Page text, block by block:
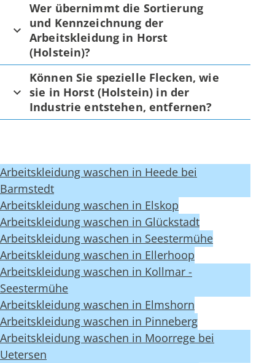
Wer übernimmt die Sortierung
und Kennzeichnung der
Arbeitskleidung in Horst
(Holstein)?
Können Sie spezielle Flecken, wie
sie in Horst (Holstein) in der
Industrie entstehen, entfernen?
Arbeitskleidung waschen in Heede bei
Barmstedt
Arbeitskleidung waschen in Elskop
Arbeitskleidung waschen in Glückstadt
Arbeitskleidung waschen in Seestermühe
Arbeitskleidung waschen in Ellerhoop
Arbeitskleidung waschen in Kollmar -
Seestermühe
Arbeitskleidung waschen in Elmshorn
Arbeitskleidung waschen in Pinneberg
Arbeitskleidung waschen in Moorrege bei
Uetersen